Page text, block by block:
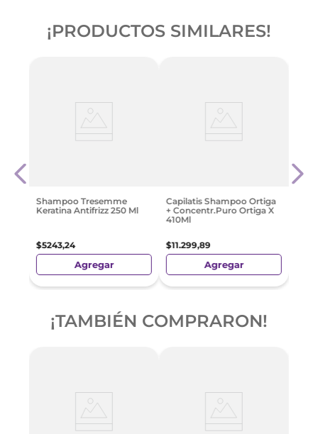
¡PRODUCTOS SIMILARES!
Shampoo Tresemme
Keratina Antifrizz 250 Ml
$5243,24
Agregar
Capilatis Shampoo Ortiga
+ Concentr.Puro Ortiga X
410Ml
$11.299,89
Agregar
¡TAMBIÉN COMPRARON!